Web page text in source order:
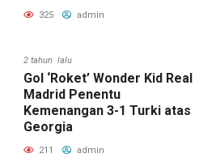
325 admin
2 tahun lalu
Gol ‘Roket’ Wonder Kid Real
Madrid Penentu
Kemenangan 3-1 Turki atas
Georgia
211 admin